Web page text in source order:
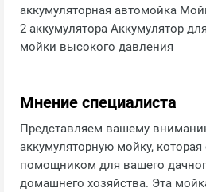
аккумуляторная автомойка
2 аккумулятора Аккумулятор
мойки высокого давления
Мнение специалиста
Представляем вашему
аккумуляторную мойку,
помощником для вашего
домашнего хозяйства. Эта